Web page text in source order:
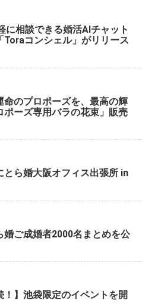
に相談できる婚活AIチャット
Toraコンシェル」がリリース
命のプロポーズを、最高の輝
ポーズ専用バラの花束」販売
とら婚大阪オフィス出張所 in
婚ご成婚者2000名まとめを公
！】池袋限定のイベントを開